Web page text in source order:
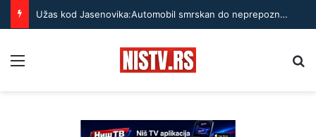
Užas kod Jasenovika:Automobil smrskan do neprepoznatljivosti, točak odleteo – strahuje se da ima teško povređenih